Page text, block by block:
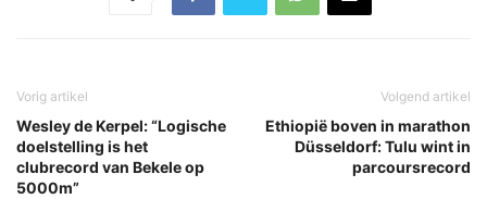
Vorig artikel
Wesley de Kerpel: “Logische
doelstelling is het
clubrecord van Bekele op
5000m”
Volgend artikel
Ethiopië boven in marathon
Düsseldorf: Tulu wint in
parcoursrecord